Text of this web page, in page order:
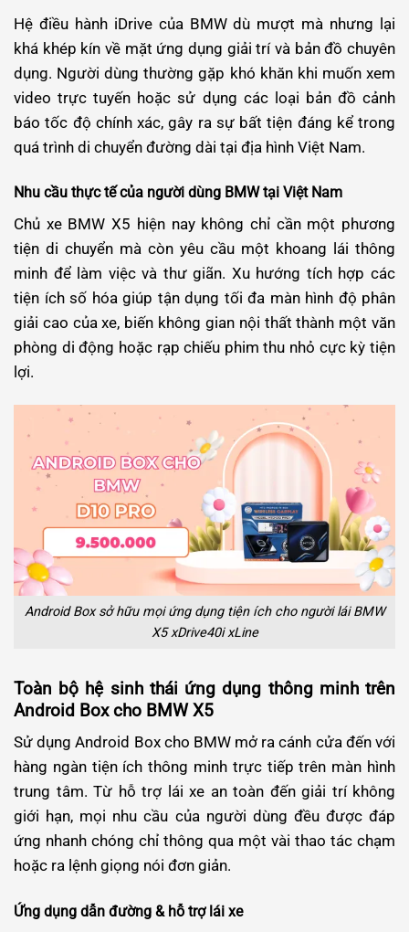
Hệ điều hành iDrive của BMW dù mượt mà nhưng lại
khá khép kín về mặt ứng dụng giải trí và bản đồ chuyên
dụng. Người dùng thường gặp khó khăn khi muốn xem
video trực tuyến hoặc sử dụng các loại bản đồ cảnh
báo tốc độ chính xác, gây ra sự bất tiện đáng kể trong
quá trình di chuyển đường dài tại địa hình Việt Nam.
Nhu cầu thực tế của người dùng BMW tại Việt Nam
Chủ xe BMW X5 hiện nay không chỉ cần một phương
tiện di chuyển mà còn yêu cầu một khoang lái thông
minh để làm việc và thư giãn. Xu hướng tích hợp các
tiện ích số hóa giúp tận dụng tối đa màn hình độ phân
giải cao của xe, biến không gian nội thất thành một văn
phòng di động hoặc rạp chiếu phim thu nhỏ cực kỳ tiện
lợi.
Android Box sở hữu mọi ứng dụng tiện ích cho người lái BMW
X5 xDrive40i xLine
Toàn bộ hệ sinh thái ứng dụng thông minh trên
Android Box cho BMW X5
Sử dụng Android Box cho BMW mở ra cánh cửa đến với
hàng ngàn tiện ích thông minh trực tiếp trên màn hình
trung tâm. Từ hỗ trợ lái xe an toàn đến giải trí không
giới hạn, mọi nhu cầu của người dùng đều được đáp
ứng nhanh chóng chỉ thông qua một vài thao tác chạm
hoặc ra lệnh giọng nói đơn giản.
Ứng dụng dẫn đường & hỗ trợ lái xe